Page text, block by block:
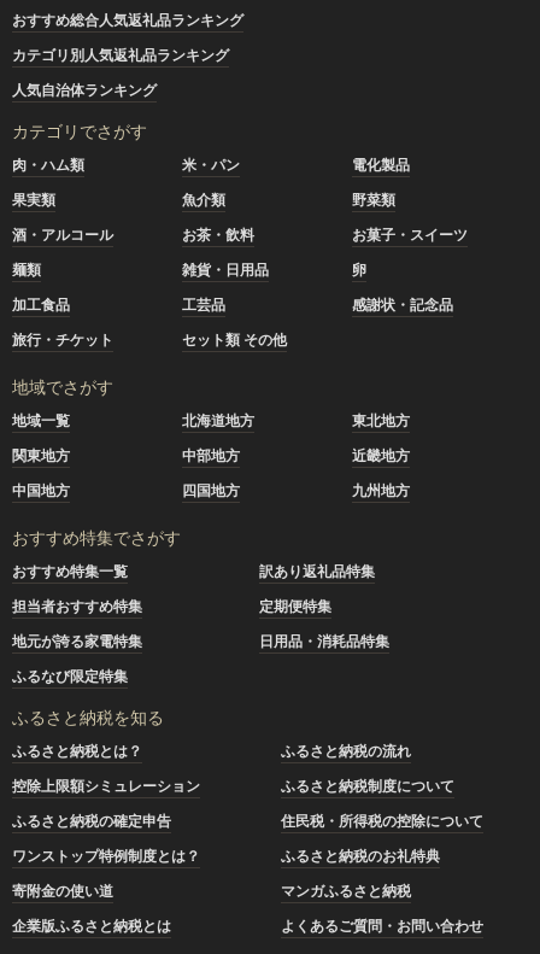
おすすめ総合人気返礼品ランキング
カテゴリ別人気返礼品ランキング
人気自治体ランキング
カテゴリでさがす
肉・ハム類 米・パン
電化製品
果実類
魚介類
野菜類
酒・アルコール
お茶・飲料
お菓子・スイーツ
麺類
雑貨・日用品
卵
加工食品
工芸品
感謝状・記念品
旅行・チケット
セット類 その他
地域でさがす
地域一覧 北海道地方
東北地方
関東地方
中部地方
近畿地方
中国地方
四国地方 九州地方
おすすめ特集でさがす
おすすめ特集一覧
訳あり返礼品特集
担当者おすすめ特集
定期便特集
地元が誇る家電特集
日用品・消耗品特集
ふるなび限定特集
ふるさと納税を知る
ふるさと納税とは？
ふるさと納税の流れ
控除上限額シミュレーション
ふるさと納税制度について
ふるさと納税の確定申告
住民税・所得税の控除について
ワンストップ特例制度とは？
ふるさと納税のお礼特典
寄附金の使い道
マンガふるさと納税
企業版ふるさと納税とは
よくあるご質問・お問い合わせ